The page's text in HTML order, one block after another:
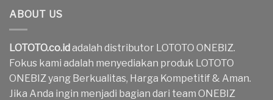
ABOUT US
LOTOTO.co.idadalah distributor LOTOTO ONEBIZ.
Fokus kami adalah menyediakan produk LOTOTO
ONEBIZ yang Berkualitas, Harga Kompetitif & Aman.
Jika Anda ingin menjadi bagian dari team ONEBIZ